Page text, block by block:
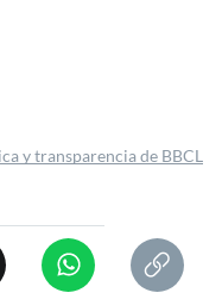
y transparencia de BBCL